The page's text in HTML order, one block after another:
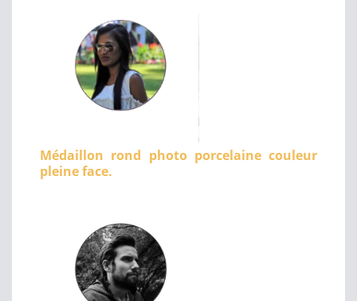
Médaillon rond photo porcelaine couleur
pleine face.